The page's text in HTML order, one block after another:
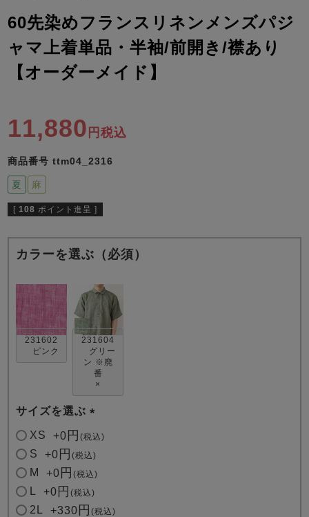
売れ筋ランキング
すべての季節のパジャマ一覧はこちら
き
り
単品
ン単品
単品
ン単品
売れ筋ランキング
すべてのデザインのパジャマ一覧はこちら
60先染めフランスリネンメンズパジ
ャマ上着単品・半袖/前開き/襟あり
【オーダーメイド】
11,880 税込
商品番号 ttm04_2316
夏 麻
[ 108 ポイント進呈 ]
カラーを選ぶ（必須）
231602
ピンク
231604
グリー
ン ※廃
番
×
サイズを選ぶ
(
)
XS +0 税込
S +0 税込
M +0 税込
+0 税込
2L +330 税込